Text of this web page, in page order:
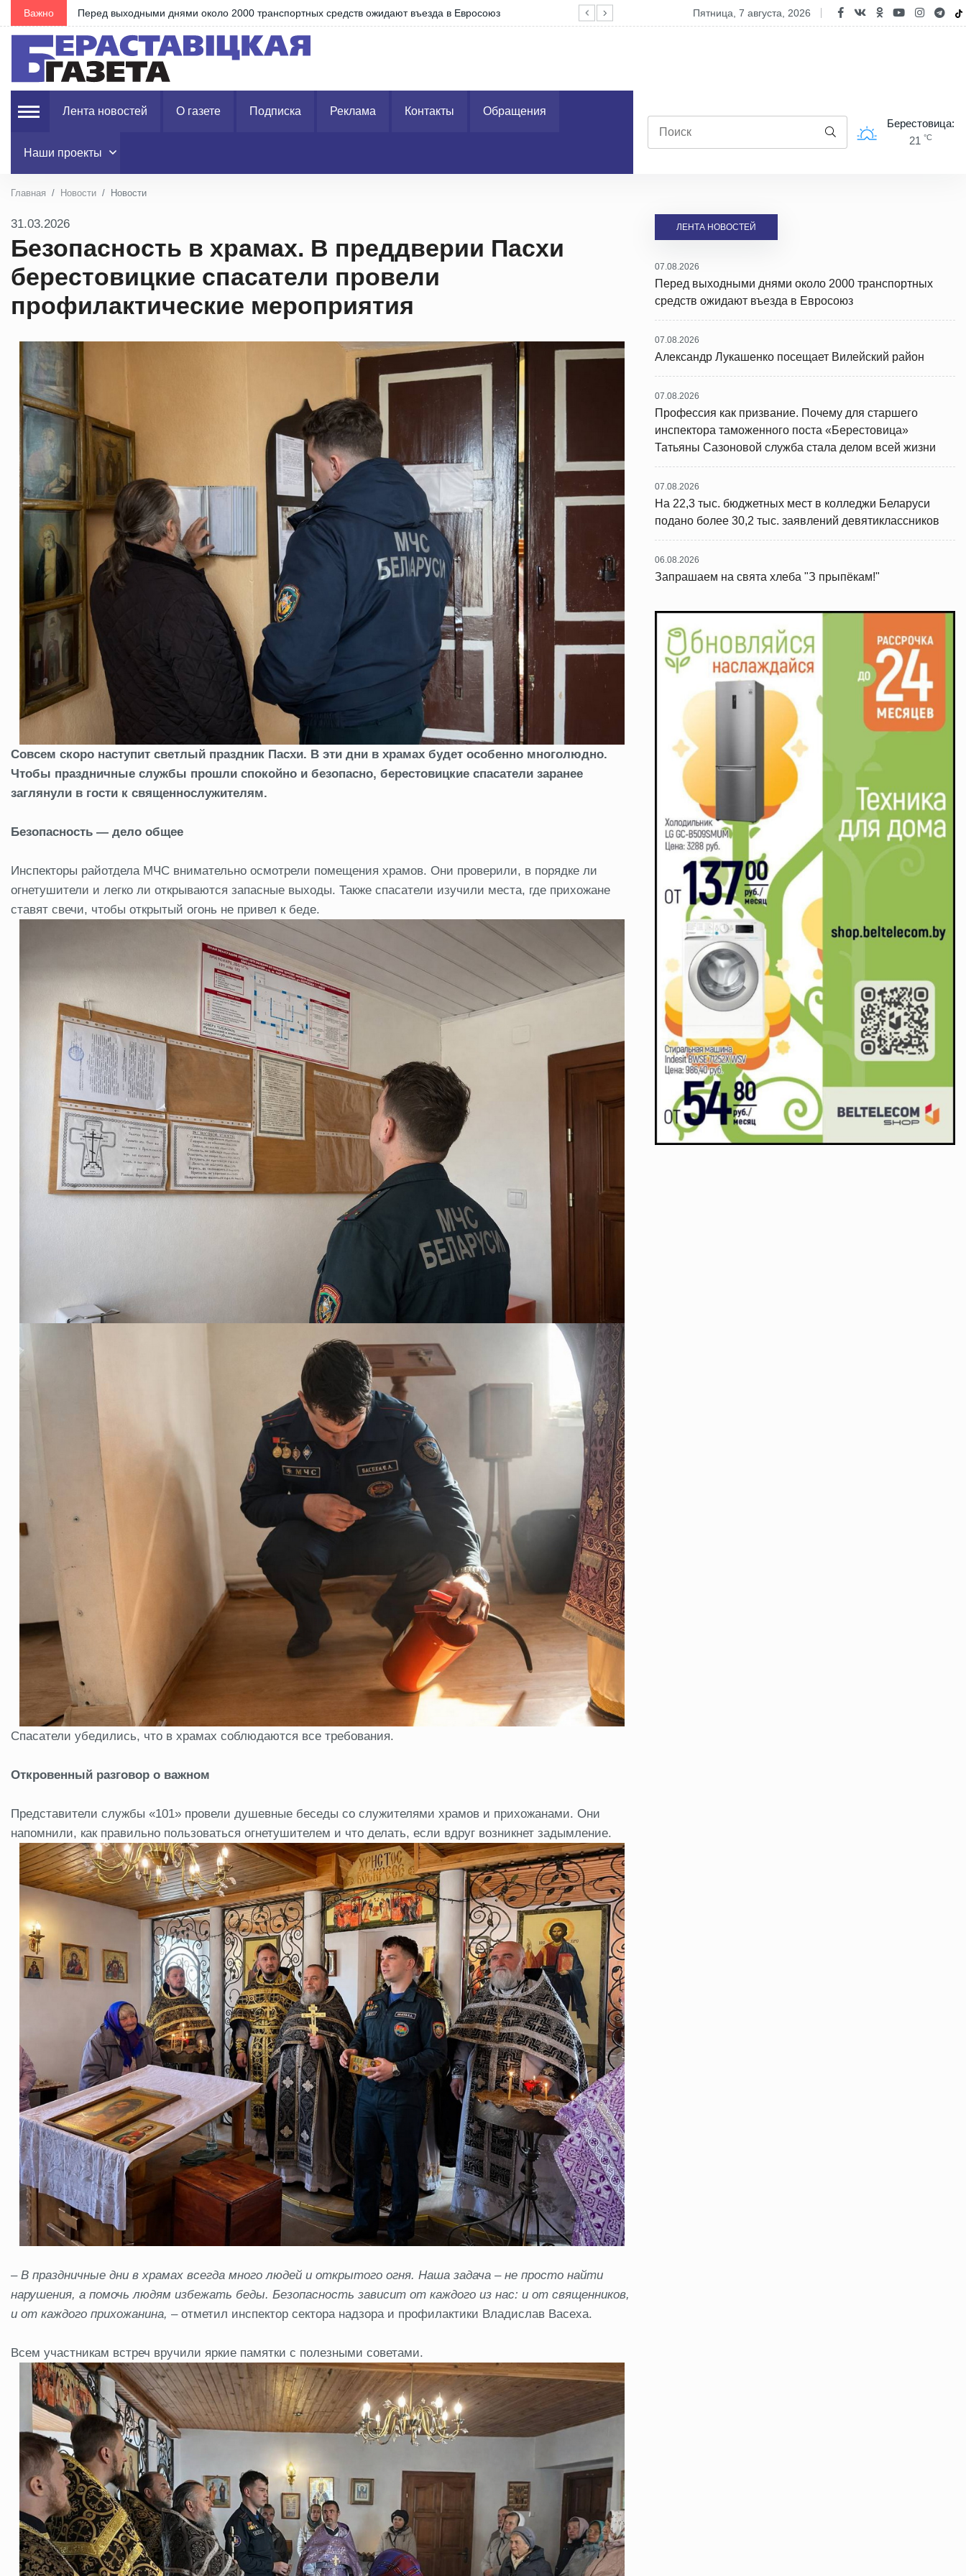
Важно Александр Лукашенко посещает Вилейский район Профессия как призвание. Почему для старшего инспектора
пятница, 7 августа, 2026
Лента новостей О газете Подписка Реклама Контакты Обращения
Наши проекты
Берестовица:
21 °C
Главная Новости Новости
31.03.2026
Безопасность в храмах. В преддверии Пасхи
берестовицкие спасатели провели
профилактические мероприятия
Совсем скоро наступит светлый праздник Пасхи. В эти дни в храмах будет особенно многолюдно.
Чтобы праздничные службы прошли спокойно и безопасно, берестовицкие спасатели заранее
заглянули в гости к священнослужителям.
Безопасность — дело общее
Инспекторы райотдела МЧС внимательно осмотрели помещения храмов. Они проверили, в порядке ли
огнетушители и легко ли открываются запасные выходы. Также спасатели изучили места, где прихожане
ставят свечи, чтобы открытый огонь не привел к беде.
Спасатели убедились, что в храмах соблюдаются все требования.
Откровенный разговор о важном
Представители службы «101» провели душевные беседы со служителями храмов и прихожанами. Они
напомнили, как правильно пользоваться огнетушителем и что делать, если вдруг возникнет задымление.
– В праздничные дни в храмах всегда много людей и открытого огня. Наша задача – не просто найти
нарушения, а помочь людям избежать беды. Безопасность зависит от каждого из нас: и от священников,
и от каждого прихожанина, – отметил инспектор сектора надзора и профилактики Владислав Васеха.
Всем участникам встреч вручили яркие памятки с полезными советами.
ЛЕНТА НОВОСТЕЙ
07.08.2026
Перед выходными днями около 2000 транспортных
средств ожидают въезда в Евросоюз
07.08.2026
Александр Лукашенко посещает Вилейский район
07.08.2026
Профессия как призвание. Почему для старшего
инспектора таможенного поста «Берестовица»
Татьяны Сазоновой служба стала делом всей жизни
07.08.2026
На 22,3 тыс. бюджетных мест в колледжи Беларуси
подано более 30,2 тыс. заявлений девятиклассников
06.08.2026
Запрашаем на свята хлеба "З прыпёкам!"